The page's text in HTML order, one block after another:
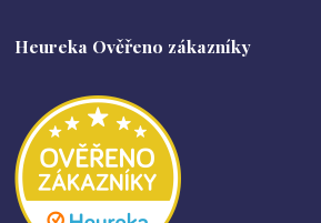
Heureka Ověřeno zákazníky